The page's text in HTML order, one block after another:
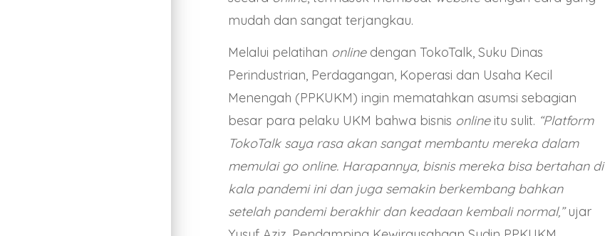
mudah dan sangat terjangkau.
Melalui pelatihan onlinedengan TokoTalk, Suku Dinas
Perindustrian, Perdagangan, Koperasi dan Usaha Kecil
Menengah (PPKUKM) ingin mematahkan asumsi sebagian
besar para pelaku UKM bahwa bisnis online itu sulit. “Platform
TokoTalk saya rasa akan sangat membantu mereka dalam
memulai go online. Harapannya, bisnis mereka bisa bertahan di
kala pandemi ini dan juga semakin berkembang bahkan
setelah pandemi berakhir dan keadaan kembali normal,”ujar